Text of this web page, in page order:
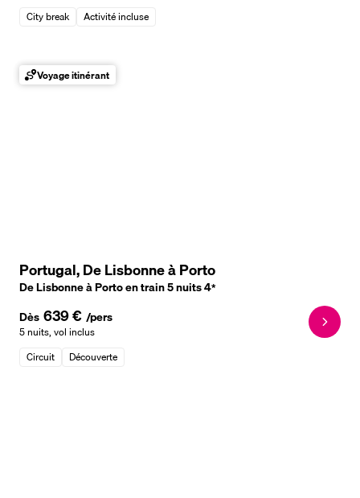
City break
Activité incluse
Voyage itinérant
Portugal, De Lisbonne à Porto
De Lisbonne à Porto en train 5 nuits4*
Dès 639 € /pers
5 nuits, vol inclus
Circuit
Découverte